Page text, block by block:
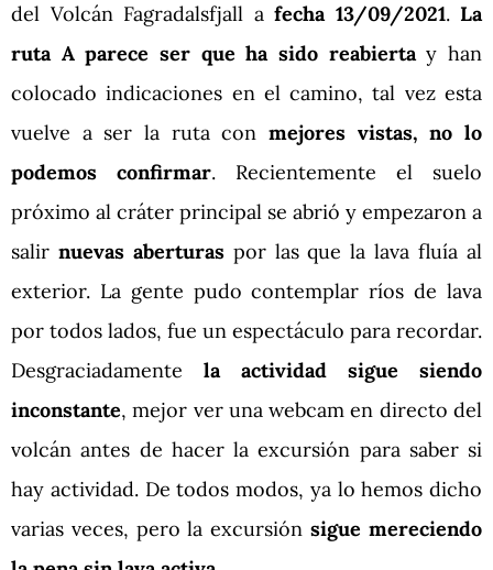
del Volcán Fagradalsfjall a fecha 13/09/2021. La
ruta A parece ser que ha sido reabiertay han
colocado indicaciones en el camino, tal vez esta
vuelve a ser la ruta con mejores vistas, no lo
podemos confirmar. Recientemente el suelo
próximo al cráter principal se abrió y empezaron a
salir nuevas aberturaspor las que la lava fluía al
exterior. La gente pudo contemplar ríos de lava
por todos lados, fue un espectáculo para recordar.
Desgraciadamente la actividad sigue siendo
inconstante, mejor ver una webcam en directo del
volcán antes de hacer la excursión para saber si
hay actividad. De todos modos, ya lo hemos dicho
varias veces, pero la excursiónsigue mereciendo